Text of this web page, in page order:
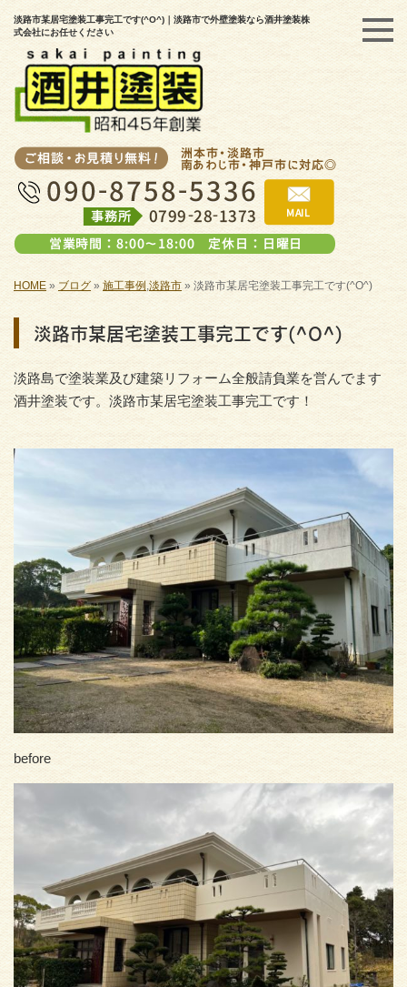
淡路市某居宅塗装工事完工です(^O^)｜淡路市で外壁塗装なら酒井塗装株
式会社にお任せください
HOME » ブログ» 施工事例 ,淡路市» 淡路市某居宅塗装工事完工です(^O^)
淡路市某居宅塗装工事完工です(^O^)
淡路島で塗装業及び建築リフォーム全般請負業を営んでます
酒井塗装です。淡路市某居宅塗装工事完工です！
before